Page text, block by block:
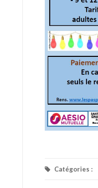
Catégories :